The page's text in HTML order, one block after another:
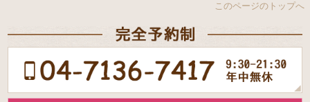
このページのトップへ